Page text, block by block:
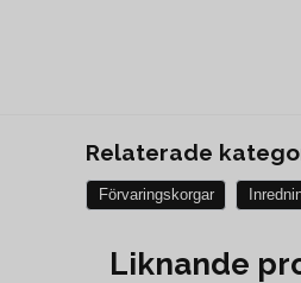
Relaterade
Förvaringskorgar
Liknande